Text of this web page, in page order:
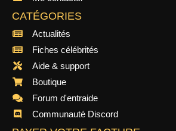
CATÉGORIES
Actualités
Fiches célébrités
Aide & support
Boutique
Forum d'entraide
Communauté Discord